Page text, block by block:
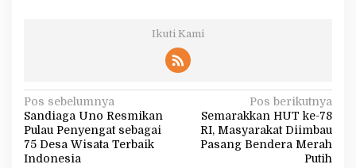
Ikuti Kami
N
a
v
Pos sebelumnya
Sandiaga Uno Resmikan
Pulau Penyengat sebagai
75 Desa Wisata Terbaik
Indonesia
Pos berikutnya
Semarakkan HUT ke-78
RI, Masyarakat Diimbau
Pasang Bendera Merah
Putih